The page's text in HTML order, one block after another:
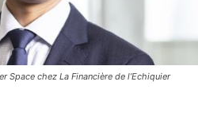
Space chez La Financière de l’Echiquier